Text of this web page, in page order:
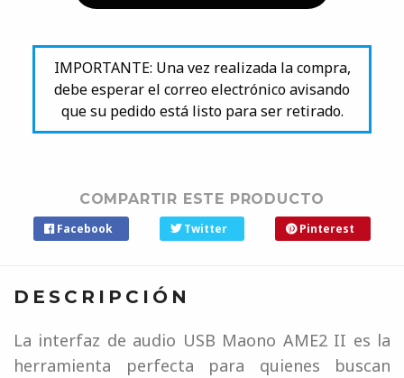
IMPORTANTE: Una vez realizada la compra,
debe esperar el correo electrónico avisando
que su pedido está listo para ser retirado.
COMPARTIR ESTE PRODUCTO
Facebook Twitter Pinterest
DESCRIPCIÓN
La interfaz de audio USB Maono AME2 II es la
herramienta perfecta para quienes buscan